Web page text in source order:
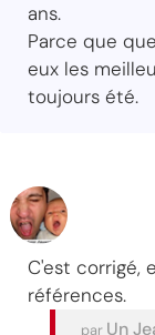
ans.
Parce que
eux les
toujours été.
C'est corrigé,
références.
par Un